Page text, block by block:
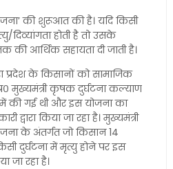
की शुरूआत की है। यदि किसी
होती है तो उसके
की आर्थिक सहायता दी जाती है।
प्रदेश के किसानों को सामाजिक
मुख्यमंत्री कृषक दुर्घटना कल्याण
की गई थी और इस योजना का
द्वारा किया जा रहा है। मुख्यमंत्री
के अंतर्गत जो किसान 14
दुर्घटना में मृत्यु होने पर इस
जा रहा है।